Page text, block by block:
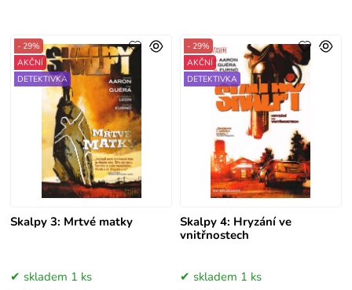
Skalpy 3: Mrtvé matky
- 29%
AKČNÍ
DETEKTIVKA
skladem 1 ks
Skalpy 4: Hryzání ve
vnitřnostech
- 29%
AKČNÍ
DETEKTIVKA
skladem 1 ks